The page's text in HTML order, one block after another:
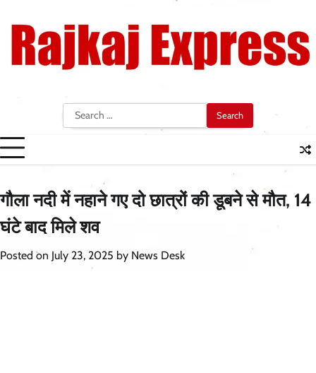
content
Search
for:
गौला नदी में नहाने गए दो छात्रों की डूबने से मौत, 14
घंटे बाद मिले शव
Posted on July 23, 2025 by News Desk